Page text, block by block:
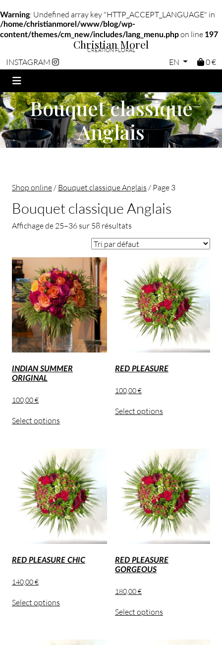
Warning: Undefined array key "HTTP_ACCEPT_LANGUAGE" in
/home/christianmorel/www/blog/wp-
content/themes/cm_new/includes/lang_menu.phpon line 197
INSTAGRAM
Christian Morel
CRÉATION FLORAL
EN 0 €
Bouquet classique
Anglais
Shop online / Bouquet classique Anglais / Page 3
Bouquet classique Anglais
Affichage de 25–36 sur 58 résultats
INDIAN SUMMER
ORIGINAL
100,00€
Select options
RED PLEASURE
100,00€
Select options
RED PLEASURE CHIC
140,00€
Select options
RED PLEASURE
GORGEOUS
180,00€
Select options